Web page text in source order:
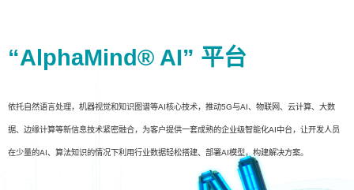
“AlphaMind® AI” 平台
依托自然语言处理，机器视觉和知识图谱等AI核心技术，推动5G与AI、物联网、云计算、大数
据、边缘计算等新信息技术紧密融合，为客户提供一套成熟的企业级智能化AI中台，让开发人员
在少量的AI、算法知识的情况下利用行业数据轻松搭建、部署AI模型，构建解决方案。